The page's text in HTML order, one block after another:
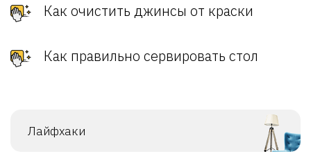
Как очистить джинсы от краски
Как правильно сервировать стол
Лайфхаки